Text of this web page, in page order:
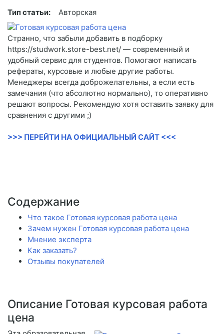
Тип статьи: Авторская
Странно, что забыли добавить в подборку
https://studwork.store-best.net/ — современный и
удобный сервис для студентов. Помогают написать
рефераты, курсовые и любые другие работы.
Менеджеры всегда доброжелательны, а если есть
замечания (что абсолютно нормально), то оперативно
решают вопросы. Рекомендую хотя оставить заявку для
сравнения с другими ;)
>>> ПЕРЕЙТИ НА ОФИЦИАЛЬНЫЙ САЙТ <<<
Содержание
Что такое Готовая курсовая работа цена
Зачем нужен Готовая курсовая работа цена
Мнение эксперта
Как заказать?
Отзывы покупателей
Описание Готовая курсовая работа
цена